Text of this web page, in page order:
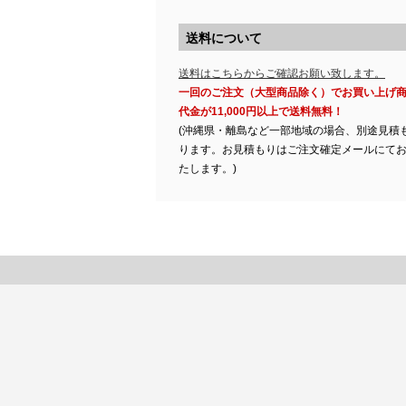
送料について
送料はこちらからご確認お願い致します。
一回のご注文（大型商品除く）でお買い上げ
代金が11,000円以上で送料無料！
(沖縄県・離島など一部地域の場合、別途見積
ります。お見積もりはご注文確定メールにて
たします。)